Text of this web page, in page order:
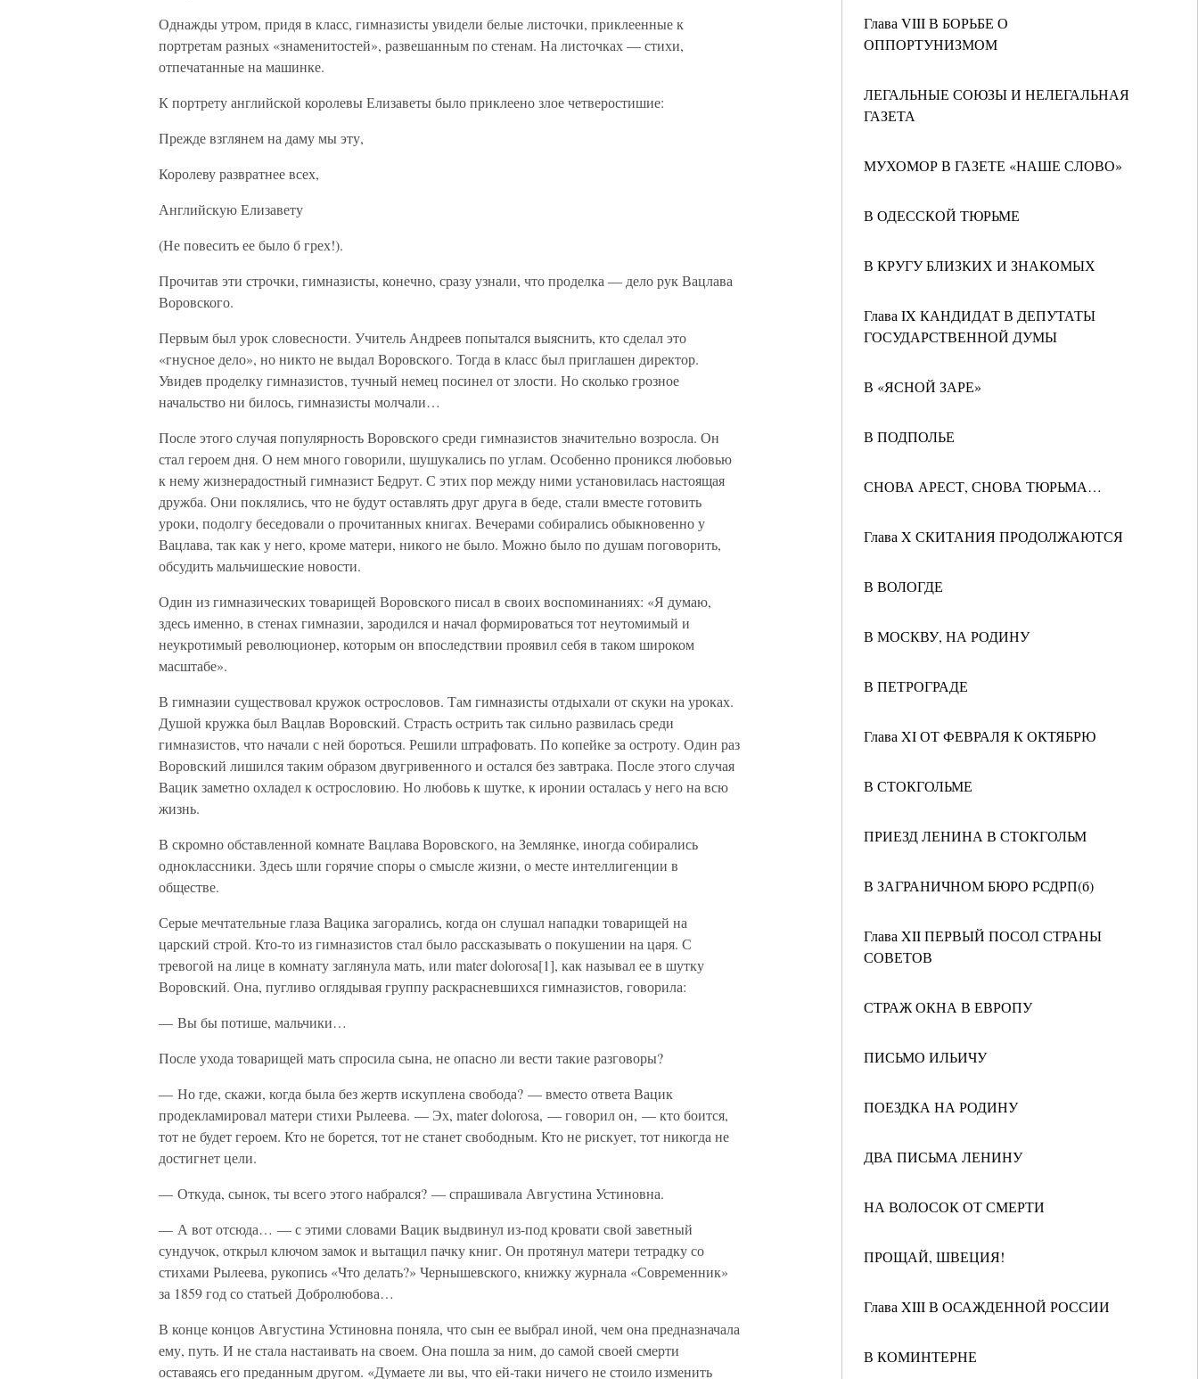
Глава VIII В БОРЬБЕ О
ОППОРТУНИЗМОМ
ЛЕГАЛЬНЫЕ СОЮЗЫ И НЕЛЕГАЛЬНАЯ
ГАЗЕТА
МУХОМОР В ГАЗЕТЕ «НАШЕ СЛОВО»
В ОДЕССКОЙ ТЮРЬМЕ
В КРУГУ БЛИЗКИХ И ЗНАКОМЫХ
Глава IX КАНДИДАТ В ДЕПУТАТЫ
ГОСУДАРСТВЕННОЙ ДУМЫ
В «ЯСНОЙ ЗАРЕ»
В ПОДПОЛЬЕ
СНОВА АРЕСТ, СНОВА ТЮРЬМА…
Глава X СКИТАНИЯ ПРОДОЛЖАЮТСЯ
В ВОЛОГДЕ
В МОСКВУ, НА РОДИНУ
В ПЕТРОГРАДЕ
Глава XI ОТ ФЕВРАЛЯ К ОКТЯБРЮ
В СТОКГОЛЬМЕ
ПРИЕЗД ЛЕНИНА В СТОКГОЛЬМ
В ЗАГРАНИЧНОМ БЮРО РСДРП(б)
Глава XII ПЕРВЫЙ ПОСОЛ СТРАНЫ
СОВЕТОВ
СТРАЖ ОКНА В ЕВРОПУ
ПИСЬМО ИЛЬИЧУ
ПОЕЗДКА НА РОДИНУ
ДВА ПИСЬМА ЛЕНИНУ
НА ВОЛОСОК ОТ СМЕРТИ
ПРОЩАЙ, ШВЕЦИЯ!
Глава XIII В ОСАЖДЕННОЙ РОССИИ
В КОМИНТЕРНЕ
Однажды утром, придя в класс, гимназисты увидели белые листочки, приклеенные к
портретам разных «знаменитостей», развешанным по стенам. На листочках — стихи,
отпечатанные на машинке.
К портрету английской королевы Елизаветы было приклеено злое четверостишие:
Прежде взглянем на даму мы эту,
Королеву развратнее всех,
Английскую Елизавету
(Не повесить ее было б грех!).
Прочитав эти строчки, гимназисты, конечно, сразу узнали, что проделка — дело рук Вацлава
Воровского.
Первым был урок словесности. Учитель Андреев попытался выяснить, кто сделал это
«гнусное дело», но никто не выдал Воровского. Тогда в класс был приглашен директор.
Увидев проделку гимназистов, тучный немец посинел от злости. Но сколько грозное
начальство ни билось, гимназисты молчали…
После этого случая популярность Воровского среди гимназистов значительно возросла. Он
стал героем дня. О нем много говорили, шушукались по углам. Особенно проникся любовью
к нему жизнерадостный гимназист Бедрут. С этих пор между ними установилась настоящая
дружба. Они поклялись, что не будут оставлять друг друга в беде, стали вместе готовить
уроки, подолгу беседовали о прочитанных книгах. Вечерами собирались обыкновенно у
Вацлава, так как у него, кроме матери, никого не было. Можно было по душам поговорить,
обсудить мальчишеские новости.
Один из гимназических товарищей Воровского писал в своих воспоминаниях: «Я думаю,
здесь именно, в стенах гимназии, зародился и начал формироваться тот неутомимый и
неукротимый революционер, которым он впоследствии проявил себя в таком широком
масштабе».
В гимназии существовал кружок острословов. Там гимназисты отдыхали от скуки на уроках.
Душой кружка был Вацлав Воровский. Страсть острить так сильно развилась среди
гимназистов, что начали с ней бороться. Решили штрафовать. По копейке за остроту. Один раз
Воровский лишился таким образом двугривенного и остался без завтрака. После этого случая
Вацик заметно охладел к острословию. Но любовь к шутке, к иронии осталась у него на всю
жизнь.
В скромно обставленной комнате Вацлава Воровского, на Землянке, иногда собирались
одноклассники. Здесь шли горячие споры о смысле жизни, о месте интеллигенции в
обществе.
Серые мечтательные глаза Вацика загорались, когда он слушал нападки товарищей на
царский строй. Кто-то из гимназистов стал было рассказывать о покушении на царя. С
тревогой на лице в комнату заглянула мать, или mater dolorosa[1], как называл ее в шутку
Воровский. Она, пугливо оглядывая группу раскрасневшихся гимназистов, говорила:
— Вы бы потише, мальчики…
После ухода товарищей мать спросила сына, не опасно ли вести такие разговоры?
— Но где, скажи, когда была без жертв искуплена свобода? — вместо ответа Вацик
продекламировал матери стихи Рылеева. — Эх, mater dolorosa, — говорил он, — кто боится,
тот не будет героем. Кто не борется, тот не станет свободным. Кто не рискует, тот никогда не
достигнет цели.
— Откуда, сынок, ты всего этого набрался? — спрашивала Августина Устиновна.
— А вот отсюда… — с этими словами Вацик выдвинул из-под кровати свой заветный
сундучок, открыл ключом замок и вытащил пачку книг. Он протянул матери тетрадку со
стихами Рылеева, рукопись «Что делать?» Чернышевского, книжку журнала «Современник»
за 1859 год со статьей Добролюбова…
В конце концов Августина Устиновна поняла, что сын ее выбрал иной, чем она предназначала
ему, путь. И не стала настаивать на своем. Она пошла за ним, до самой своей смерти
оставаясь его преданным другом. «Думаете ли вы, что ей-таки ничего не стоило изменить